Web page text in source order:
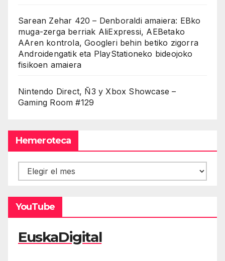
Sarean Zehar 420 – Denboraldi amaiera: EBko
muga-zerga berriak AliExpressi, AEBetako
AAren kontrola, Googleri behin betiko zigorra
Androidengatik eta PlayStationeko bideojoko
fisikoen amaiera
Nintendo Direct, Ñ3 y Xbox Showcase –
Gaming Room #129
Hemeroteca
Hemeroteca
YouTube
EuskaDigital